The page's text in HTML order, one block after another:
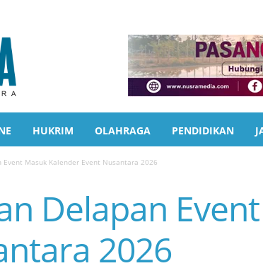
HUKRIM OLAHRAGA PENDIDIKAN
Event Masuk Kalender Event Nusantara 2026
Delapan
2026